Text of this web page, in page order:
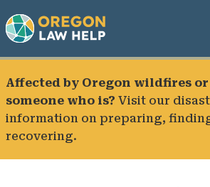
Affected by Oregon wildfires
someone who is? Visit our
information on preparing,
recovering.